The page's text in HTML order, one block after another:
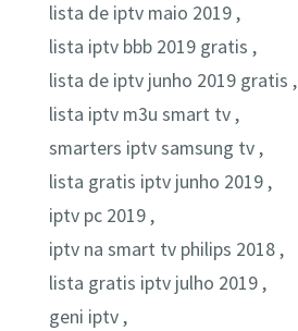
lista de iptv maio 2019 ,
lista iptv bbb 2019 gratis ,
lista de iptv junho 2019 gratis ,
lista iptv m3u smart tv ,
smarters iptv samsung tv ,
lista gratis iptv junho 2019 ,
iptv pc 2019 ,
iptv na smart tv philips 2018 ,
lista gratis iptv julho 2019 ,
geni iptv ,